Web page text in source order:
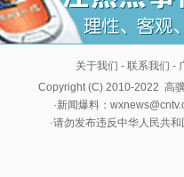
关于我们 - 联系我们 -
Copyright (C) 2010-2022 高
·新闻爆料：
·请勿发布违反中华人民共